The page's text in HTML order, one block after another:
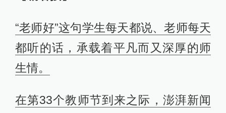
“老师好”这句学生每天都说、老师每天
都听的话，承载着平凡而又深厚的师
生情。
在第33个教师节到来之际，澎湃新闻